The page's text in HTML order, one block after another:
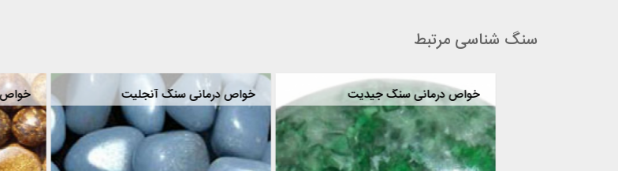
سنگ شناسی مرتبط
خواص خواص درمانی سنگ جیدیت خواص درمانی سنگ مارسنگ ( سرپانتین )